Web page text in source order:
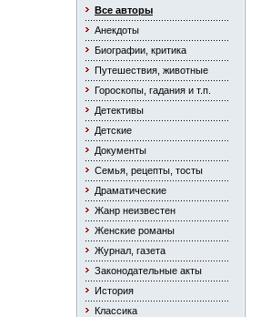
Все авторы
Анекдоты
Биографии, критика
Путешествия, животные
Гороскопы, гадания и т.п.
Детективы
Детские
Документы
Семья, рецепты, тосты
Драматические
Жанр неизвестен
Женские романы
Журнал, газета
Законодательные акты
История
Классика